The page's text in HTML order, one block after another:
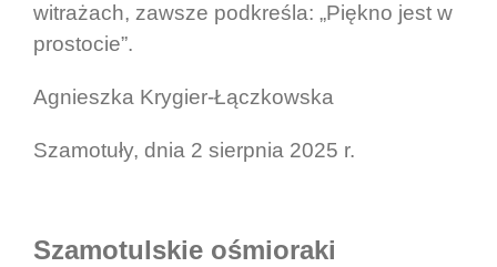
witrażach, zawsze podkreśla: „Piękno jest w
prostocie”.
Agnieszka Krygier-Łączkowska
Szamotuły, dnia 2 sierpnia 2025 r.
Szamotulskie ośmioraki